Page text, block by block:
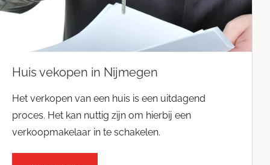
Huis vekopen in Nijmegen
Het verkopen van een huis is een uitdagend
proces. Het kan nuttig zijn om hierbij een
verkoopmakelaar in te schakelen.